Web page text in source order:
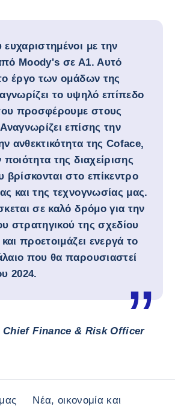
με την
Moody's σε Α1. Αυτό
έργο των ομάδων της
το υψηλό επίπεδο
προσφέρουμε στους
επίσης την
ανθεκτικότητα της Coface,
ποιότητα της διαχείρισης
βρίσκονται στο επίκεντρο
και της τεχνογνωσίας μας.
σε καλό δρόμο για την
στρατηγικού της σχεδίου
προετοιμάζει ενεργά το
που θα παρουσιαστεί
2024.
Chief Finance & Risk Officer
Νέα, οικονομία και